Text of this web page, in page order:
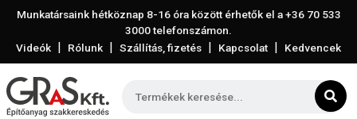
Munkatársaink hétköznap 8-16 óra között érhetők el a+36 70 533
3000telefonszámon.
Videók | Rólunk | Szállítás, fizetés | Kapcsolat | Kedvencek